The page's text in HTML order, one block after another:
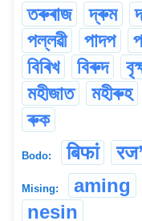
তৰুৰাজ
দ্ৰুম
পল্লৱী
পাদপ
বিৰিখ
বিৰুদ
মহীজাত
মহীৰুহ
ৰুক
Bodo: बिफां
Mising: aming
nesin